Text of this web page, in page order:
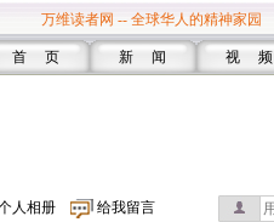
万维读者网 -- 全球华人的精神家园
首 页 新 闻 视 频
人相册 给我留言